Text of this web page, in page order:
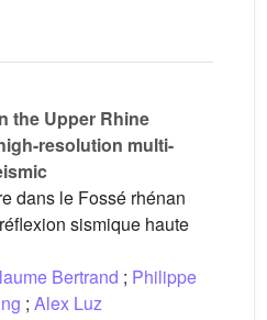
the Upper Rhine
resolution multi-
dans le Fossé rhénan
sismique haute
Bertrand ; Philippe
; Alex Luz